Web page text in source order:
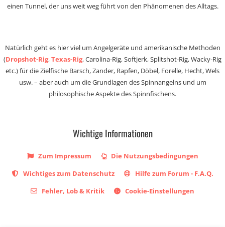
einen Tunnel, der uns weit weg führt von den Phänomenen des Alltags.
Natürlich geht es hier viel um Angelgeräte und amerikanische Methoden
(Dropshot-Rig,Texas-Rig, Carolina-Rig, Softjerk, Splitshot-Rig, Wacky-Rig
etc.) für die Zielfische Barsch, Zander, Rapfen, Döbel, Forelle, Hecht, Wels
usw. – aber auch um die Grundlagen des Spinnangelns und um
philosophische Aspekte des Spinnfischens.
Wichtige Informationen
Zum Impressum
Die Nutzungsbedingungen
Wichtiges zum Datenschutz
Hilfe zum Forum - F.A.Q.
Fehler, Lob & Kritik
Cookie-Einstellungen